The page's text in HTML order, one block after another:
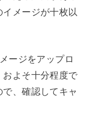
メージが十枚以
ージをアップロ
よそ十分程度で
、確認してキャ